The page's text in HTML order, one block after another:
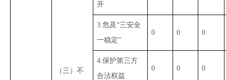
（三）不
开
3.危及“三安全
一稳定”
0 0 0
4.保护第三方
合法权益
0 0 0